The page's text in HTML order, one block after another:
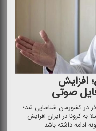
افزایش
صوتی
گفت: سویه‌های جدید كرونا از ۱۳ آذر در كشورمان شناسایی شد؛
به كرونا در ایران افزایش
ادامه داشته باشد.